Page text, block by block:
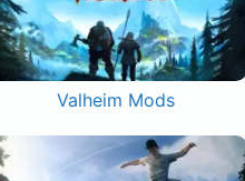
Valheim Mods